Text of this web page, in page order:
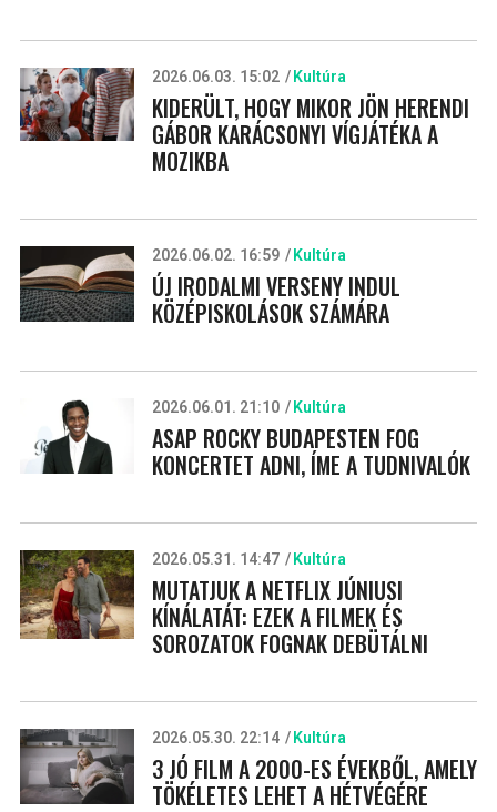
2026.06.03. 15:02 Kultúra
KIDERÜLT, HOGY MIKOR JÖN HERENDI
GÁBOR KARÁCSONYI VÍGJÁTÉKA A
MOZIKBA
2026.06.02. 16:59 Kultúra
ÚJ IRODALMI VERSENY INDUL
KÖZÉPISKOLÁSOK SZÁMÁRA
2026.06.01. 21:10 Kultúra
ASAP ROCKY BUDAPESTEN FOG
KONCERTET ADNI, ÍME A TUDNIVALÓK
2026.05.31. 14:47 Kultúra
MUTATJUK A NETFLIX JÚNIUSI
KÍNÁLATÁT: EZEK A FILMEK ÉS
SOROZATOK FOGNAK DEBÜTÁLNI
2026.05.30. 22:14 Kultúra
3 JÓ FILM A 2000-ES ÉVEKBŐL, AMELY
TÖKÉLETES LEHET A HÉTVÉGÉRE